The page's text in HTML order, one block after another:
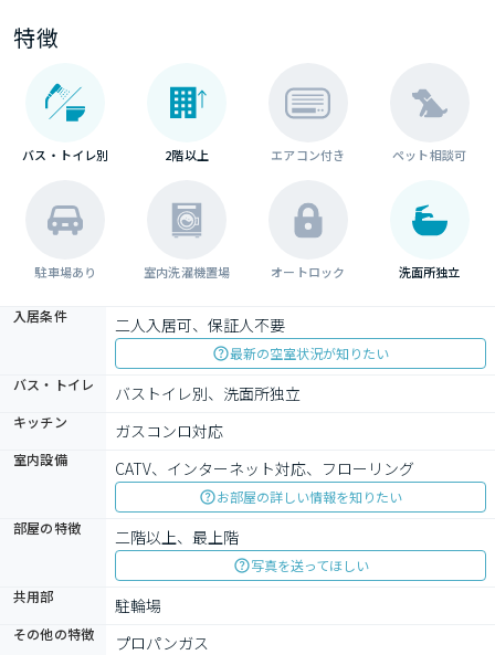
特徴
バス・トイレ別 2階以上 エアコン付き ペット相談可
駐車場あり 室内洗濯機置場 オートロック 洗面所独立
入居条件 二人入居可、保証人不要
最新の空室状況が知りたい
バス・トイレ
バストイレ別、洗面所独立
キッチン ガスコンロ対応
室内設備 CATV、インターネット対応、フローリング
お部屋の詳しい情報を知りたい
部屋の特徴
二階以上、最上階
写真を送ってほしい
共用部
駐輪場
その他の特徴
プロパンガス